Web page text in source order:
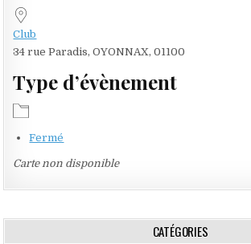
Club
34 rue Paradis, OYONNAX, 01100
Type d’évènement
Fermé
Carte non disponible
CATÉGORIES